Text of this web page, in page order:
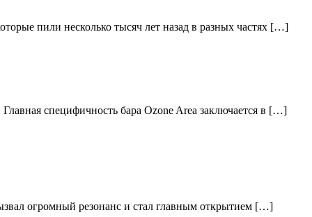
пили несколько тысяч лет назад в разных частях […]
специфичность бара Ozone Area заключается в […]
огромный резонанс и стал главным открытием […]